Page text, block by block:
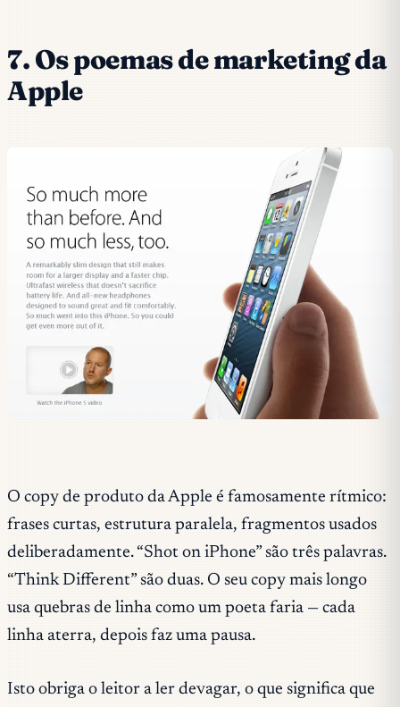
7. Os poemas de marketing da
Apple
O copy de produto da Apple é famosamente rítmico:
frases curtas, estrutura paralela, fragmentos usados
deliberadamente. “Shot on iPhone” são três palavras.
“Think Different” são duas. O seu copy mais longo
usa quebras de linha como um poeta faria — cada
linha aterra, depois faz uma pausa.
Isto obriga o leitor a ler devagar, o que significa que